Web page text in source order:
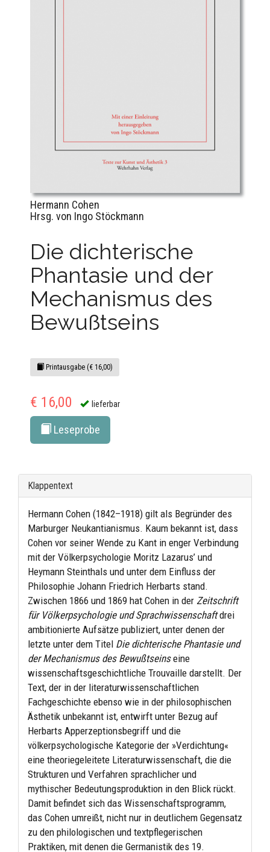
Hermann Cohen
Hrsg. von Ingo Stöckmann
Die dichterische
Phantasie und der
Mechanismus des
Bewußtseins
Printausgabe (€ 16,00)
€ 16,00 lieferbar
Leseprobe
Klappentext
Hermann Cohen (1842–1918) gilt als Begründer des
Marburger Neukantianismus. Kaum bekannt ist, dass
Cohen vor seiner Wende zu Kant in enger Verbindung
mit der Völkerpsychologie Moritz Lazarus’ und
Heymann Steinthals und unter dem Einfluss der
Philosophie Johann Friedrich Herbarts stand.
Zwischen 1866 und 1869 hat Cohen in der Zeitschrift
für Völkerpsychologie und Sprachwissenschaftdrei
ambitionierte Aufsätze publiziert, unter denen der
letzte unter dem Titel Die dichterische Phantasie und
der Mechanismus des Bewußtseinseine
wissenschaftsgeschichtliche Trouvaille darstellt. Der
Text, der in der literaturwissenschaftlichen
Fachgeschichte ebenso wie in der philosophischen
Ästhetik unbekannt ist, entwirft unter Bezug auf
Herbarts Apperzeptionsbegriff und die
völkerpsychologische Kategorie der »Verdichtung«
eine theoriegeleitete Literaturwissenschaft, die die
Strukturen und Verfahren sprachlicher und
mythischer Bedeutungsproduktion in den Blick rückt.
Damit befindet sich das Wissenschaftsprogramm,
das Cohen umreißt, nicht nur in deutlichem Gegensatz
zu den philologischen und textpflegerischen
Praktiken, mit denen die Germanistik des 19.